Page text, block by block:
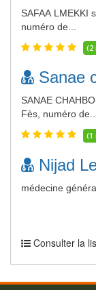
SAFAA LMEKKI
numéro de...
(2
Sanae
SANAE
Fès, numéro
(1
Nijad
médecine
Consulter la